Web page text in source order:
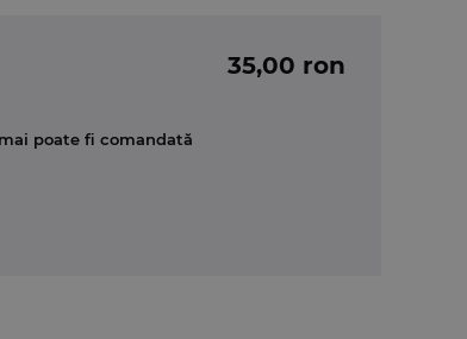
35,00 ron
poate fi comandată